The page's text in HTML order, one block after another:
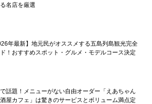
名店を厳選
年最新】地元民がオススメする五島列島観光完全
！おすすめスポット・グルメ・モデルコース決定
話題！メニューがない自由オーダー「えあちゃん
屋カフェ」は驚きのサービスとボリューム満点定